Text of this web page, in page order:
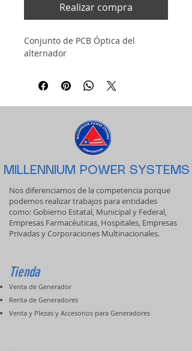
Realizar compra
Conjunto de PCB Óptica del
alternador
MILLENNIUM POWER SYSTEMS
Nos diferenciamos de la competencia porque
podemos realizar trabajos para entidades
como: Gobierno Estatal, Municipal y Federal,
Empresas Farmacéuticas, Hospitales, Empresas
Privadas y Corporaciones Multinacionales.
Tienda
Venta de Generador
Renta de Generadores
Venta y PIezas y Accesorios para Generadores